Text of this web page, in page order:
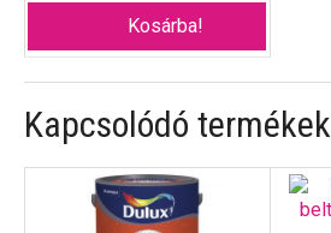
Kosárba!
Kapcsolódó termékek